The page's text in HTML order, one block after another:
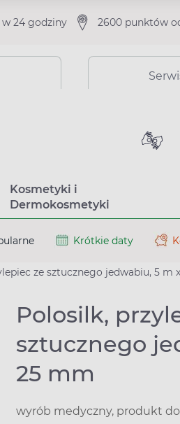
w 24 godziny 2600 punktów
Kosmetyki i
Dermokosmetyki
Krótkie daty
ze sztucznego jedwabiu, 5 m
Polosilk,
sztucznego
25 mm
wyrób medyczny, produkt